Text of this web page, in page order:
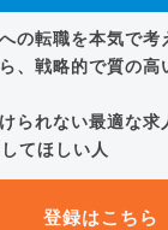
の転職を本気で考
、戦略的で質の高
られない最適な求
てほしい人
登録はこちら